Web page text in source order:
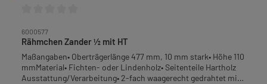
6000577
Rähmchen Zander ½ mit HT
Maßangaben• Oberträgerlänge 477 mm, 10 mm stark• Höhe 110
mmMaterial• Fichten- oder Lindenholz• Seitenteile Hartholz
Ausstattung/Verarbeitung• 2-fach waagerecht gedrahtet mit